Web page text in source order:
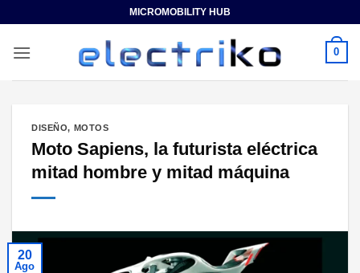
contenido
MICROMOBILITY HUB
0
DISEÑO, MOTOS
Moto Sapiens, la futurista eléctrica
mitad hombre y mitad máquina
20
Ago